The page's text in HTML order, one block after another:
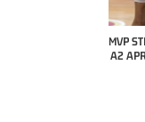
"FRATELLI BERETTA"
- STACY DAVIS (SELLA